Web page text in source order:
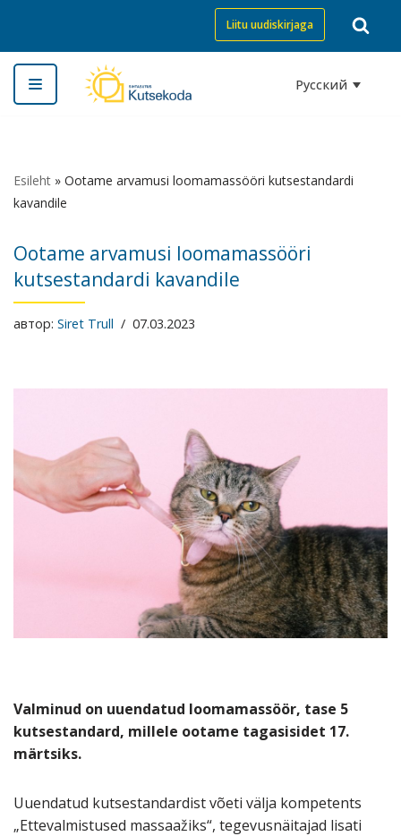
Перейти
к
содержимому
Liitu uudiskirjaga
Русский
Esileht » Ootame arvamusi loomamassööri kutsestandardi
kavandile
Ootame arvamusi loomamassööri
kutsestandardi kavandile
автор: Siret Trull 07.03.2023
Valminud on uuendatud loomamassöör, tase 5
kutsestandard, millele ootame tagasisidet 17.
märtsiks.
Uuendatud kutsestandardist võeti välja kompetents
„Ettevalmistused massaažiks“, tegevusnäitajad lisati